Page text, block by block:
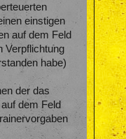
einstigen
auf dem Feld
Verpflichtung
habe)
der das
dem Feld